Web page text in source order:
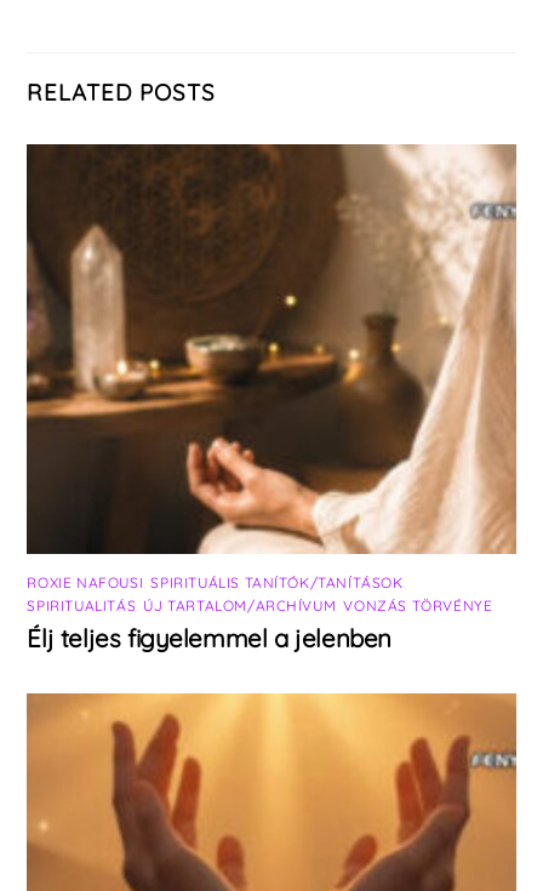
RELATED POSTS
ROXIE NAFOUSI ,SPIRITUÁLIS TANÍTÓK/TANÍTÁSOK
SPIRITUALITÁS ÚJ TARTALOM/ARCHÍVUM ,VONZÁS TÖRVÉNYE
Élj teljes figyelemmel a jelenben